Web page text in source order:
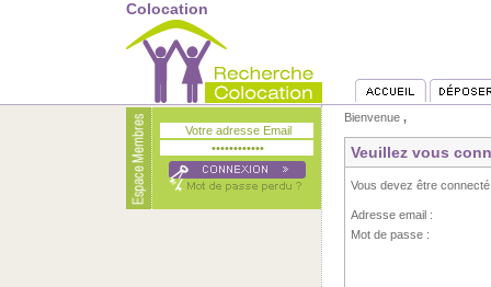
Colocation
Bienvenue ,
Veuillez vous
Vous devez être
Adresse email :
Mot de passe :